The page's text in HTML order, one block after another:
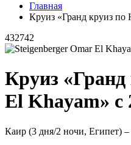
Главная
Круиз «Гранд круиз
432742
Круиз
El Khayam» с
Каир (3 дня/2 ночи, Египет)